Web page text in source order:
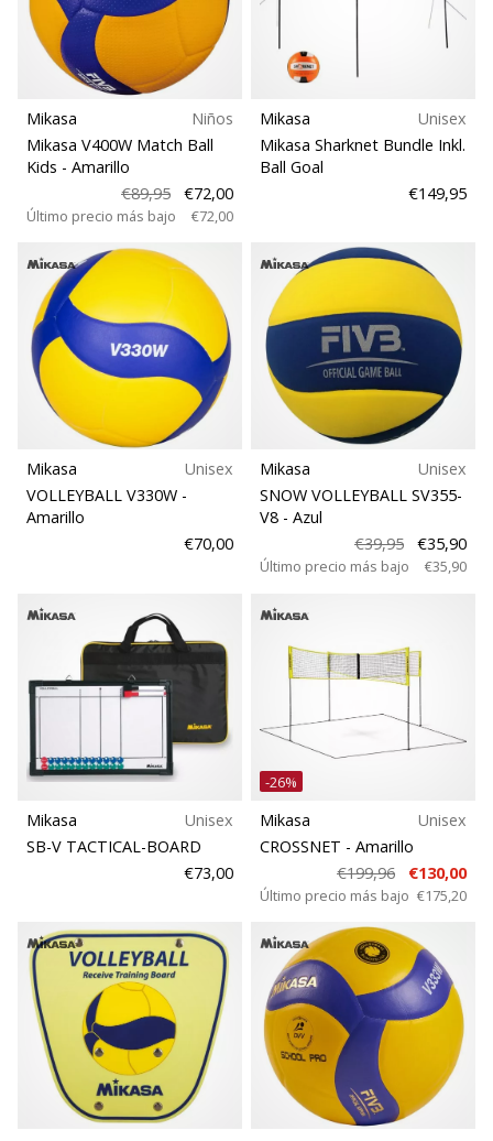
de
voleibol
Regalos
Navidad
para
jugadores
voleibol:
consejos
ayudarán
a
elegir
el
regalo
perfecto!
Encuentra…
11. 8. 2022
¡Conviértete
embajador
Weplayvolleyball!
un
¡Te
queremos
Mostrar
todos
los
artículos
Para clubes
Tipo de balón
Espacio de juego
Peso
Mikasa
Niños
Mikasa V400W Match Ball
Kids - Amarillo
€89,95
€72,00
Último precio más bajo €72,00
Mikasa
Unisex
Mikasa Sharknet Bundle Inkl.
Ball Goal
€149,95
Mikasa
Unisex
VOLLEYBALL V330W -
Amarillo
€70,00
Mikasa
Unisex
SNOW VOLLEYBALL SV355-
V8 - Azul
€39,95
€35,90
Último precio más bajo €35,90
Mikasa
Unisex
SB-V TACTICAL-BOARD
€73,00
-26%
Mikasa
Unisex
CROSSNET - Amarillo
€199,96
€130,00
Último precio más bajo €175,20